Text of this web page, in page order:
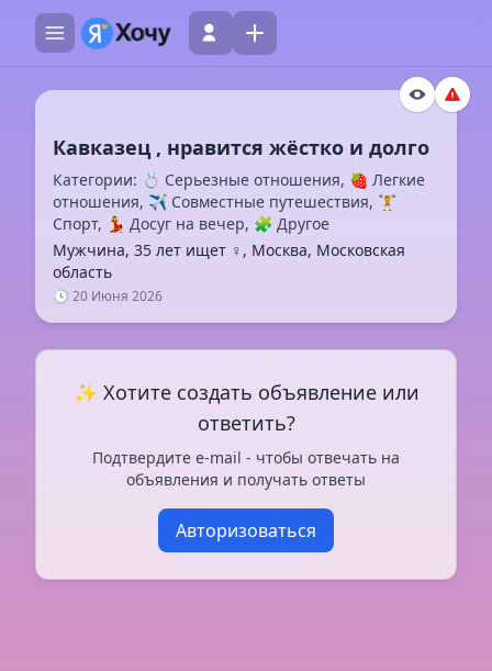
Категории: 💍 Серьезные отношения, 🍓 Легкие
отношения, ✈️ Совместные путешествия, 🏋️
Спорт, 💃 Досуг на вечер, 🧩 Другое
Мужчина, 35 лет ищет ♀️, Москва, Московская
область
🕓 20 Июня 2026
✨ Хотите создать объявление или
ответить?
Подтвердите e-mail - чтобы отвечать на
объявления и получать ответы
Авторизоваться